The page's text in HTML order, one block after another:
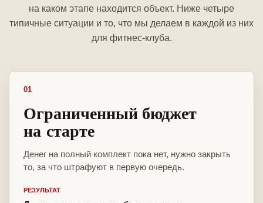
на каком этапе находится объект. Ниже четыре
типичные ситуации и то, что мы делаем в каждой из них
для фитнес-клуба.
01
Ограниченный бюджет
на старте
Денег на полный комплект пока нет, нужно закрыть
то, за что штрафуют в первую очередь.
РЕЗУЛЬТАТ